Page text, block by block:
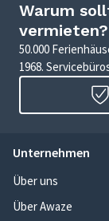
Warum
vermieten?
50.000
1968.
Unternehmen
Über uns
Über Awaze